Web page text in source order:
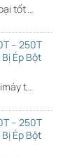
tốt …
– 250T
Ép Bột
t…
– 250T
Ép Bột